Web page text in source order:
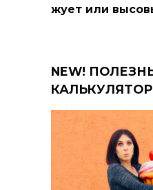
жует или
NEW!